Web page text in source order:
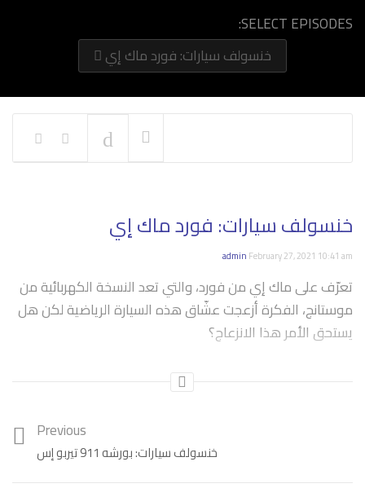
NOW PLAYING
SELECT EPISODES:
خنسولف سيارات: فورد ماك إي
خنسولف سيارات: فورد ماك إي
admin February 27, 2021 10:41 am
تعرّف على ماك إي من فورد، والتي تعد النسخة الكهربائية من
موستانج، الفكرة أزعجت عشّاق هذه السيارة الرياضية لكن هل
يستحق الأمر هذا الانزعاج؟
Previous
خنسولف سيارات: بورشه 911 تيربو إس